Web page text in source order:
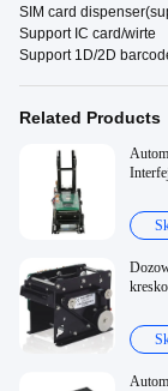
SIM card
Support IC card/wirte
Support 1D/2D
Related Products